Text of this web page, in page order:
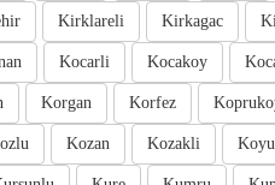
Kirkagac
Kirklareli
Kocakoy
Kocarli
Korfez
Korgan
Kozakli
Kozan